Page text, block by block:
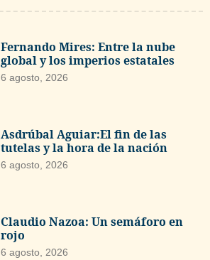
Fernando Mires: Entre la nube
global y los imperios estatales
6 agosto, 2026
Asdrúbal Aguiar:El fin de las
tutelas y la hora de la nación
6 agosto, 2026
Claudio Nazoa: Un semáforo en
rojo
6 agosto, 2026